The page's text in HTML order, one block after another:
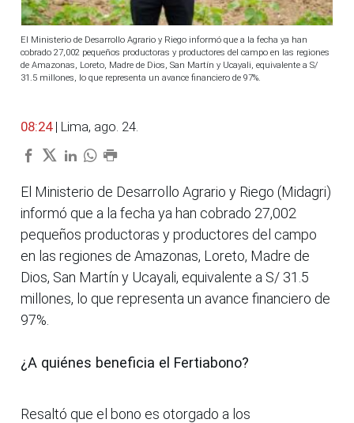
El Ministerio de Desarrollo Agrario y Riego informó que a la fecha ya han
cobrado 27,002 pequeños productoras y productores del campo en las regiones
de Amazonas, Loreto, Madre de Dios, San Martín y Ucayali, equivalente a S/
31.5 millones, lo que representa un avance financiero de 97%.
08:24 | Lima, ago. 24.
El Ministerio de Desarrollo Agrario y Riego (Midagri)
informó que a la fecha ya han cobrado 27,002
pequeños productoras y productores del campo
en las regiones de Amazonas, Loreto, Madre de
Dios, San Martín y Ucayali, equivalente a S/ 31.5
millones, lo que representa un avance financiero de
97%.
¿A quiénes beneficia el Fertiabono?
Resaltó que el bono es otorgado a los